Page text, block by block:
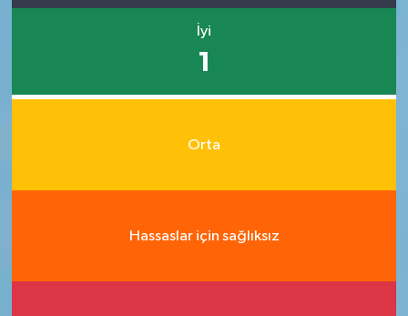
İyi
1
Orta
Hassaslar için sağlıksız